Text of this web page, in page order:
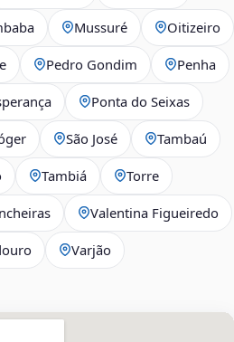
Mussuré Oitizeiro
Pedro Gondim Penha
Ponta do Seixas
São José Tambaú
Tambiá Torre
Valentina Figueiredo
Varjão